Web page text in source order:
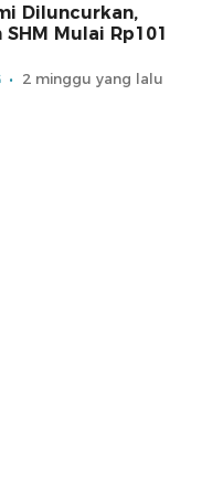
Diluncurkan,
Mulai Rp101
2 minggu yang lalu